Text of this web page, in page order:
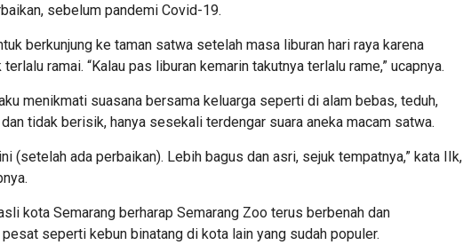
sebelum pandemi Covid-19.
berkunjung ke taman satwa setelah masa liburan hari raya karena
ramai. “Kalau pas liburan kemarin takutnya terlalu rame,” ucapnya.
menikmati suasana bersama keluarga seperti di alam bebas, teduh,
tidak berisik, hanya sesekali terdengar suara aneka macam satwa.
(setelah ada perbaikan). Lebih bagus dan asri, sejuk tempatnya,” kata IIk,
kota Semarang berharap Semarang Zoo terus berbenah dan
seperti kebun binatang di kota lain yang sudah populer.